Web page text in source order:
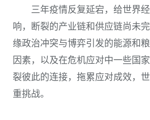
三年疫情反复延宕，给世界
响，断裂的产业链和供应链尚未
缘政治冲突与博弈引发的能源和
因素，以及在危机应对中一些国
裂彼此的连接，拖累应对成效，
重挑战。